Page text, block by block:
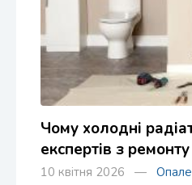
Чому холодні
експертів з ремонту
10 квітня 2026 —